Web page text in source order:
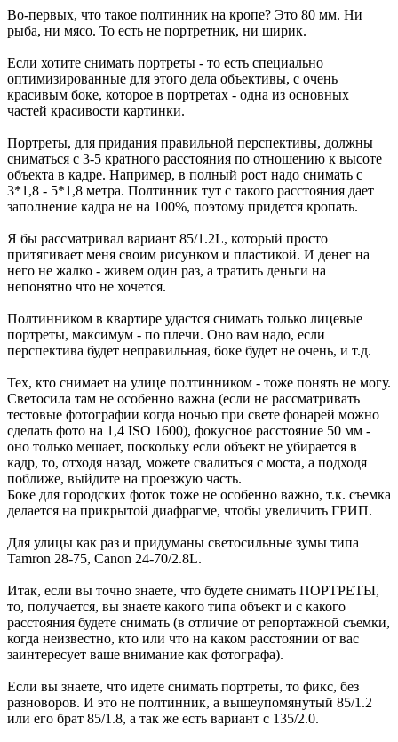
Во-первых, что такое полтинник на кропе? Это 80 мм. Ни
рыба, ни мясо. То есть не портретник, ни ширик.
Если хотите снимать портреты - то есть специально
оптимизированные для этого дела объективы, с очень
красивым боке, которое в портретах - одна из основных
частей красивости картинки.
Портреты, для придания правильной перспективы, должны
сниматься с 3-5 кратного расстояния по отношению к высоте
объекта в кадре. Например, в полный рост надо снимать с
3*1,8 - 5*1,8 метра. Полтинник тут с такого расстояния дает
заполнение кадра не на 100%, поэтому придется кропать.
Я бы рассматривал вариант 85/1.2L, который просто
притягивает меня своим рисунком и пластикой. И денег на
него не жалко - живем один раз, а тратить деньги на
непонятно что не хочется.
Полтинником в квартире удастся снимать только лицевые
портреты, максимум - по плечи. Оно вам надо, если
перспектива будет неправильная, боке будет не очень, и т.д.
Тех, кто снимает на улице полтинником - тоже понять не могу.
Светосила там не особенно важна (если не рассматривать
тестовые фотографии когда ночью при свете фонарей можно
сделать фото на 1,4 ISO 1600), фокусное расстояние 50 мм -
оно только мешает, поскольку если объект не убирается в
кадр, то, отходя назад, можете свалиться с моста, а подходя
поближе, выйдите на проезжую часть.
Боке для городских фоток тоже не особенно важно, т.к. съемка
делается на прикрытой диафрагме, чтобы увеличить ГРИП.
Для улицы как раз и придуманы светосильные зумы типа
Tamron 28-75, Canon 24-70/2.8L.
Итак, если вы точно знаете, что будете снимать ПОРТРЕТЫ,
то, получается, вы знаете какого типа объект и с какого
расстояния будете снимать (в отличие от репортажной съемки,
когда неизвестно, кто или что на каком расстоянии от вас
заинтересует ваше внимание как фотографа).
Если вы знаете, что идете снимать портреты, то фикс, без
разноворов. И это не полтинник, а вышеупомянутый 85/1.2
или его брат 85/1.8, а так же есть вариант с 135/2.0.